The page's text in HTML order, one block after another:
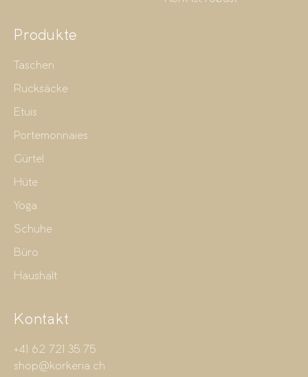
Produkte
Taschen
Rucksäcke
Etuis
Portemonnaies
Gürtel
Hüte
Yoga
Schuhe
Büro
Haushalt
Kontakt
+41 62 721 35 75
shop@korkeria.ch